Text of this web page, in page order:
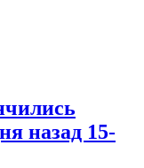
назад 15-